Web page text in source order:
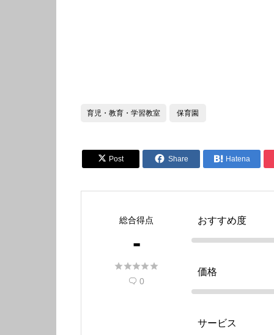
育児・教育・学習教室 保育園
 Post  Share  Hatena
総合得点
-

 0
おすすめ度
価格
サービス